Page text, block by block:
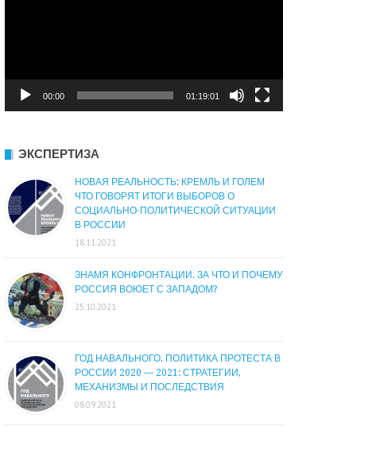
00:00 01:19:01
ЭКСПЕРТИЗА
НОВАЯ РЕАЛЬНОСТЬ: КРЕМЛЬ И ГОЛЕМ
ЧТО ГОВОРЯТ ИТОГИ ВЫБОРОВ О
СОЦИАЛЬНО-ПОЛИТИЧЕСКОЙ СИТУАЦИИ
В РОССИИ
18.11.2021
ЗНАМЯ КОНФРОНТАЦИИ. ЗА ЧТО И ПОЧЕМУ
РОССИЯ ВОЮЕТ С ЗАПАДОМ?
25.10.2021
ГОД НАВАЛЬНОГО. ПОЛИТИКА ПРОТЕСТА В
РОССИИ 2020 — 2021: СТРАТЕГИИ,
МЕХАНИЗМЫ И ПОСЛЕДСТВИЯ
08.09.2021